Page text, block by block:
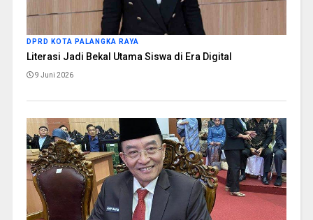
DPRD KOTA PALANGKA RAYA
Literasi Jadi Bekal Utama Siswa di Era Digital
9 Juni 2026